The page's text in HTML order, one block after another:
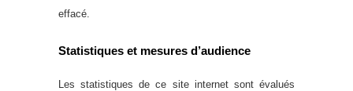
effacé.
Statistiques et mesures d’audience
Les statistiques de ce site internet sont évalués